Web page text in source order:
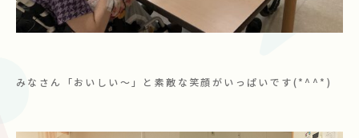
みなさん「おいしい～」と素敵な笑顔がいっぱいです(*^^*)